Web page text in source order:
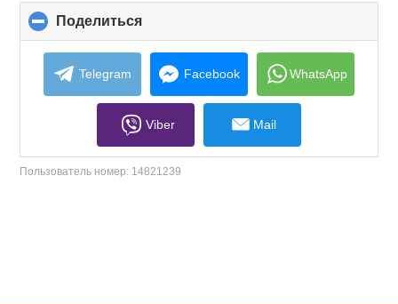
Поделиться
to
collapse
contents
Telegram Facebook WhatsApp
Viber Mail
Пользователь номер: 14821239